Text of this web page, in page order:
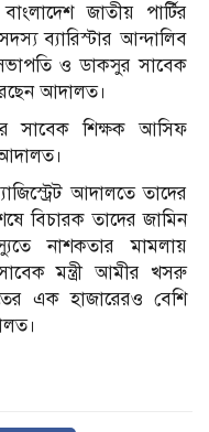
জাতীয় পার্টির
ব্যারিস্টার আন্দালিব
ও ডাকসুর সাবেক
আদালত।
সাবেক শিক্ষক আসিফ
আদালতে তাদের
বিচারক তাদের জামিন
নাশকতার মামলায়
মন্ত্রী আমীর খসরু
এক হাজারেরও বেশি